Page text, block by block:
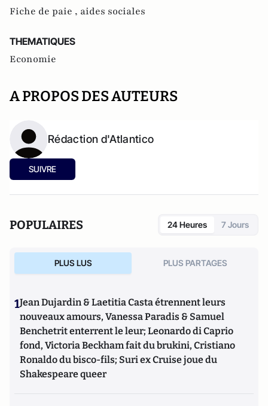
Fiche de paie , aides sociales
THEMATIQUES
Economie
A PROPOS DES AUTEURS
Rédaction d'Atlantico
SUIVRE
POPULAIRES 24 Heures 7 Jours
PLUS LUS PLUS PARTAGES
1Jean Dujardin & Laetitia Casta étrennent leurs
nouveaux amours, Vanessa Paradis & Samuel
Benchetrit enterrent le leur; Leonardo di Caprio
fond, Victoria Beckham fait du brukini, Cristiano
Ronaldo du bisco-fils; Suri ex Cruise joue du
Shakespeare queer